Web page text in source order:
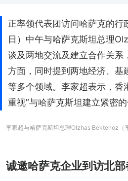
正率领代表团访问哈萨克的行
日）中午与哈萨克斯坦总理
谈及两地交流及建立合作关系
方面，同时提到两地经济、基
等多个领域。李家超表示，香
重视”与哈萨克斯坦建立紧密的
李家超与哈萨克斯坦总理Olzhas Bektenoz（
诚邀哈萨克企业到访北